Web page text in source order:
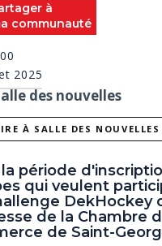
à
communauté
2025
des nouvelles
À SALLE DES NOUVELLES
période
qui veulent
DekHockey
de la Chambre
de Saint-